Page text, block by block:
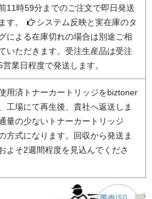
11時59分までのご注文で即日発送
す。
システム反映と実在庫のタ
による在庫切れの場合は別途ご相
いただきます。受注生産品は受注
業日程度で発送します。
用済トナーカートリッジをbiztoner
工場にて再生後、貴社へ返送しま
量の少ないトナーカートリッジ
方式になります。回収から発送ま
よそ2週間程度を見込んでくださ